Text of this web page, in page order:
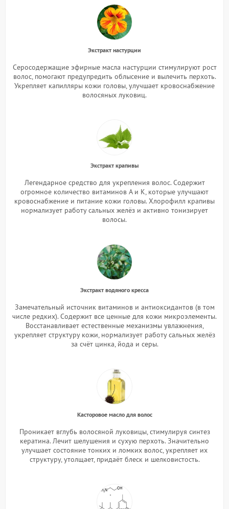
Экстракт настурции
Серосодержащие эфирные масла настурции стимулируют рост
волос, помогают предупредить облысение и вылечить перхоть.
Укрепляет капилляры кожи головы, улучшает кровоснабжение
волосяных луковиц.
Экстракт крапивы
Легендарное средство для укрепления волос. Содержит
огромное количество витаминов А и К, которые улучшают
кровоснабжение и питание кожи головы. Хлорофилл крапивы
нормализует работу сальных желёз и активно тонизирует
волосы.
Экстракт водяного кресса
Замечательный источник витаминов и антиоксидантов (в том
числе редких). Содержит все ценные для кожи микроэлементы.
Восстанавливает естественные механизмы увлажнения,
укрепляет структуру кожи, нормализует работу сальных желёз
за счёт цинка, йода и серы.
Касторовое масло для волос
Проникает вглубь волосяной луковицы, стимулируя синтез
кератина. Лечит шелушения и сухую перхоть. Значительно
улучшает состояние тонких и ломких волос, укрепляет их
структуру, утолщает, придаёт блеск и шелковистость.